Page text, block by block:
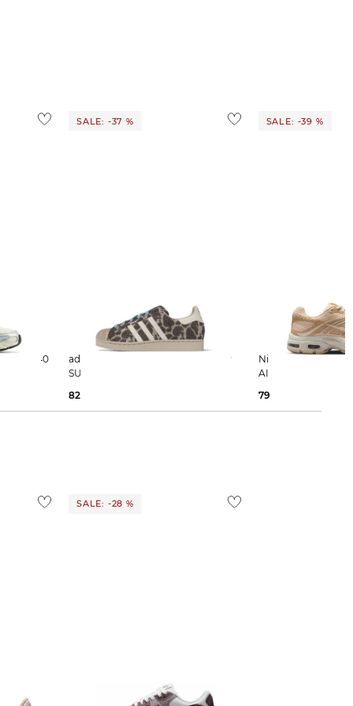
Sneaker 740
SALE: -37 %
adidas Originals | Damen Sneaker
SUPERSTAR II
82,09 €
SALE: -39 %
Nike Sportswear | Damen Sneaker
AIR MAX MOTO 2K
79,29 €
SALE: -28 %